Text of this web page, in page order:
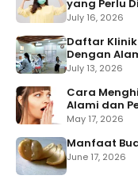
yang Perlu
July 16, 2026
Daftar
Dengan
July 13, 2026
Cara
Alami dan
May 17, 2026
Manfaat
June 17, 2026